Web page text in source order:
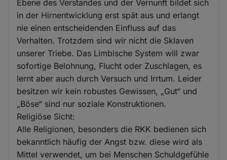
Ebene des Verstandes und der Vernunft bildet sich
in der Hirnentwicklung erst spät aus und erlangt
nie einen entscheidenden Einfluss auf das
Verhalten. Trotzdem sind wir nicht die Sklaven
unserer Triebe. Das Limbische System will zwar
sofortige Belohnung, Flucht oder Zuschlagen, es
lernt aber auch durch Versuch und Irrtum. Leider
besitzen wir kein robustes Gewissen, „Gut“ und
„Böse“ sind nur soziale Konstruktionen.
Religiöse Sicht:
Alle Religionen, besonders die RKK bedienen sich
bekanntlich häufig der Angst bzw. diese wird als
Mittel verwendet, um bei Menschen Schuldgefühle